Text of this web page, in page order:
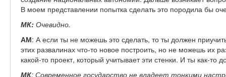
В моем представлении попытка сделать это породила бы
МК: Очевидно.
АМ: А если ты не можешь это сделать, то ты должен
этих развалинах что-то новое построить, но не можешь их
какой-то проект, который учитывает эти стенки. И ты как-то
МК: Современное государство не владеет тонкими